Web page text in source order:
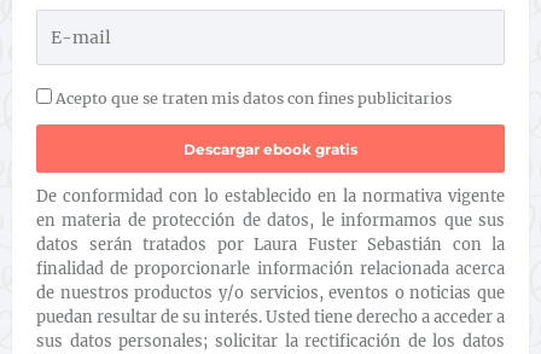
Acepto que se traten mis datos con fines publicitarios
De conformidad con lo establecido en la normativa vigente
en materia de protección de datos, le informamos que sus
datos serán tratados por Laura Fuster Sebastián con la
finalidad de proporcionarle información relacionada acerca
de nuestros productos y/o servicios, eventos o noticias que
puedan resultar de su interés. Usted tiene derecho a acceder a
sus datos personales; solicitar la rectificación de los datos